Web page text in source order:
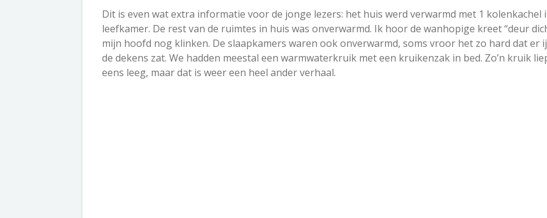
Dit is even wat extra informatie voor de jonge lezers: het huis werd verwarmd met 1 kolenkachel
leefkamer. De rest van de ruimtes in huis was onverwarmd. Ik hoor de wanhopige kreet “deur
mijn hoofd nog klinken. De slaapkamers waren ook onverwarmd, soms vroor het zo hard dat er
de dekens zat. We hadden meestal een warmwaterkruik met een kruikenzak in bed. Zo’n kruik
eens leeg, maar dat is weer een heel ander verhaal.